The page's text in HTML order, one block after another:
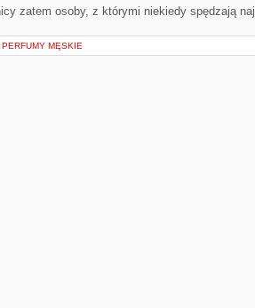
zatem osoby, z którymi niekiedy spędzają
PERFUMY MĘSKIE